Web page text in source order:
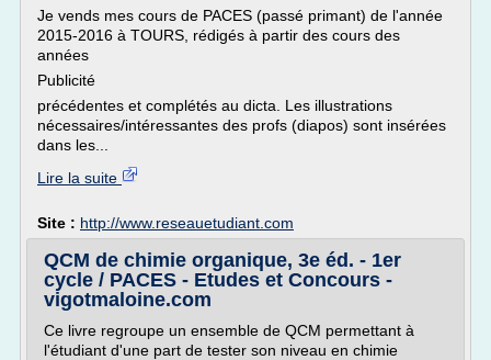
Je vends mes cours de PACES (passé primant) de l'année
2015-2016 à TOURS, rédigés à partir des cours des
années
Publicité
précédentes et complétés au dicta. Les illustrations
nécessaires/intéressantes des profs (diapos) sont insérées
dans les...
Lire la suite
Site : http://www.reseauetudiant.com
QCM de chimie organique, 3e éd. - 1er
cycle / PACES - Etudes et Concours -
vigotmaloine.com
Ce livre regroupe un ensemble de QCM permettant à
l'étudiant d'une part de tester son niveau en chimie